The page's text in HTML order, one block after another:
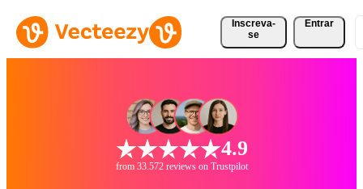
Inscreva-
se
Entrar
4.9
from 33.572 reviews on Trustpilot